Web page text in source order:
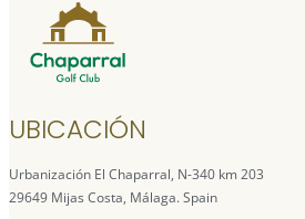
UBICACIÓN
Urbanización El Chaparral, N-340 km 203
29649 Mijas Costa, Málaga. Spain